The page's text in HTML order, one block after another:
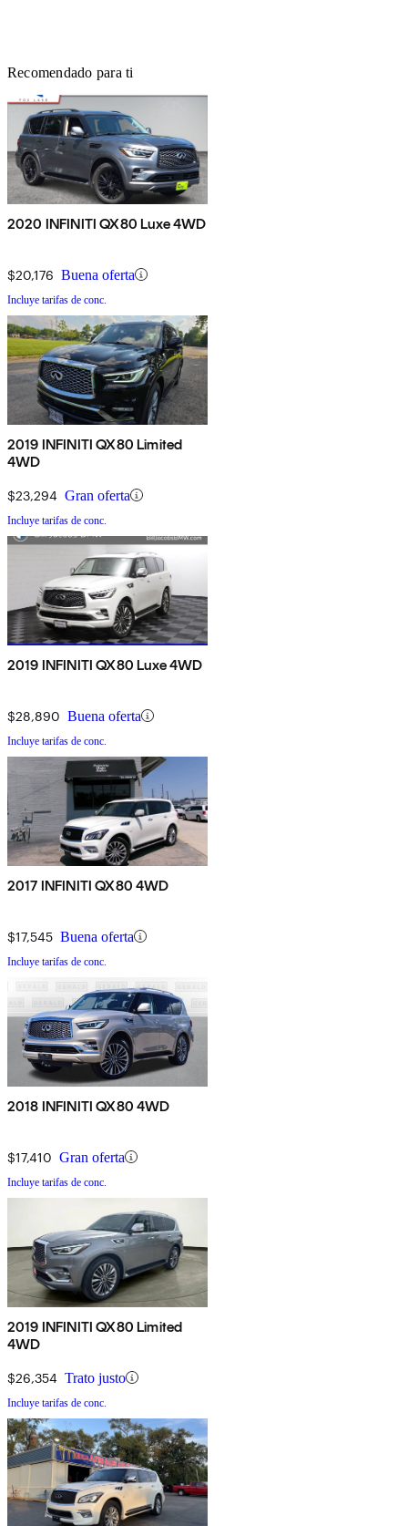
Recomendado para ti
2020 INFINITI QX80 Luxe 4WD
$20,176 Buena oferta
Incluye tarifas de conc.
2019 INFINITI QX80 Limited
4WD
$23,294 Gran oferta
Incluye tarifas de conc.
2019 INFINITI QX80 Luxe 4WD
$28,890 Buena oferta
Incluye tarifas de conc.
2017 INFINITI QX80 4WD
$17,545 Buena oferta
Incluye tarifas de conc.
2018 INFINITI QX80 4WD
$17,410 Gran oferta
Incluye tarifas de conc.
2019 INFINITI QX80 Limited
4WD
$26,354 Trato justo
Incluye tarifas de conc.